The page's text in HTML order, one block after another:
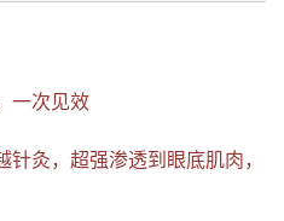
一次见效
灸，超强渗透到眼底肌肉，